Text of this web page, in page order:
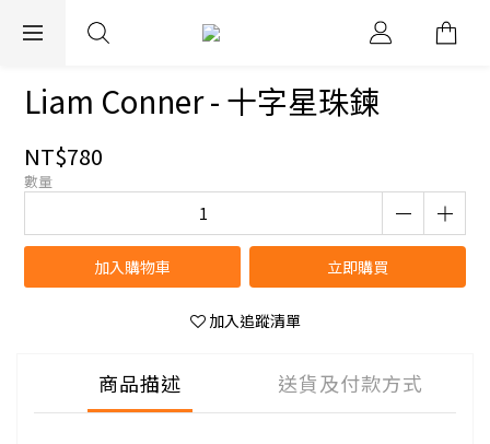
EXPRESS WORLDWIDE SHIPPING
Liam Conner - 十字星珠鍊
NT$780
數量
加入購物車 立即購買
加入追蹤清單
商品描述 送貨及付款方式